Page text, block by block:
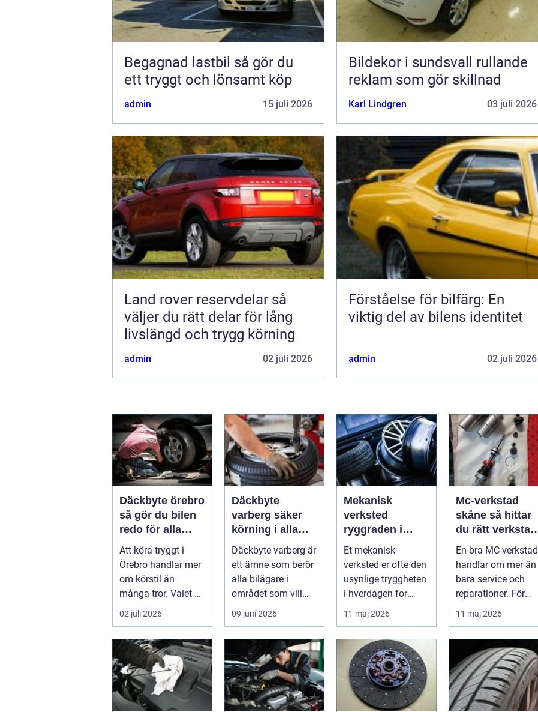
Begagnad lastbil så gör du
ett tryggt och lönsamt köp
admin 15 juli 2026
Bildekor i sundsvall rullande
reklam som gör skillnad
Karl Lindgren 03 juli 2026
Land rover reservdelar så
väljer du rätt delar för lång
livslängd och trygg körning
admin 02 juli 2026
Förståelse för bilfärg: En
viktig del av bilens identitet
admin 02 juli 2026
Däckbyte örebro
så gör du bilen
redo för alla
årstider
Att köra tryggt i
Örebro handlar mer
om körstil än
många tror. Valet av
däck, när de byts
och hur de...
02 juli 2026
Däckbyte
varberg säker
körning i alla
säsonger
Däckbyte varberg är
ett ämne som berör
alla bilägare i
området som vill
köra säkert året om.
När väd...
09 juni 2026
Mekanisk
verksted
ryggraden i
moderne
maskinpark
Et mekanisk
verksted er ofte den
usynlige tryggheten
i hverdagen for
både næringsliv og
privatperson...
11 maj 2026
Mc-verkstad
skåne så hittar
du rätt verkstad
för din
motorcykel
En bra MC-verkstad
handlar om mer än
bara service och
reparationer. För
många förare i
Skåne är verk...
11 maj 2026